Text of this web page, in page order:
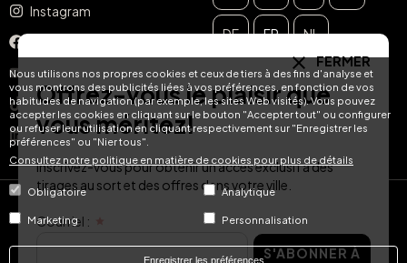
Nous utilisons nos propres cookies et ceux de tiers à des fins d'analyse et
vous montrons des publicités liées à vos préférences, en fonction de vos
habitudes de navigation (par exemple, les sites Web visités). Vous pouvez
accepter les cookies en cliquant sur le bouton "Accepter tout" ou configurer
ou refuser leur utilisation en cliquant respectivement sur "Enregistrer les
préférences" ou "Nier tous".
Consultez notre politique en matière de cookies pour plus de détails
Obligatoire Analytique
Marketing Personnalisation
Enregistrer les préférences
Instagram
YouTube
TikTok
LinkedIn
DE FR NL
© Hotel Treats 2026
Tel: +34 871 51 00 40 (9:00 - 19:00 CEST)
FERMER
Offrez-vous le plaisir que
vous méritez!
Inscrivez-vous pour obtenir un accès exclusif à des
tirages au sort et des offres dans votre ville.
Courriel :
S'ABONNER À